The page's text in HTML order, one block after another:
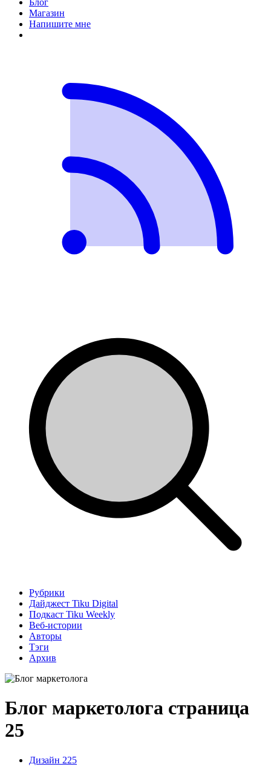
Блог
Магазин
Напишите мне
Рубрики
Дайджест Tiku Digital
Подкаст Tiku Weekly
Веб-истории
Авторы
Тэги
Архив
Блог маркетолога страница
25
Дизайн 225